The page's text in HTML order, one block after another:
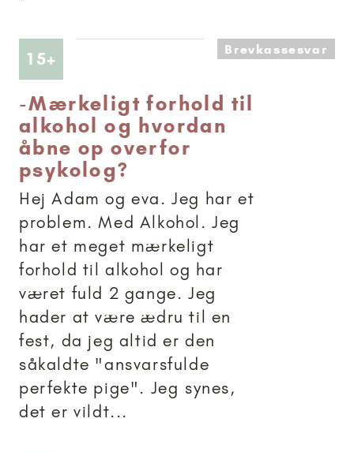
15+ Artikler anbefalet til 15+Brevkassesvar
-Mærkeligt forhold til
alkohol og hvordan
åbne op overfor
psykolog?
Hej Adam og eva. Jeg har et
problem. Med Alkohol. Jeg
har et meget mærkeligt
forhold til alkohol og har
været fuld 2 gange. Jeg
hader at være ædru til en
fest, da jeg altid er den
såkaldte "ansvarsfulde
perfekte pige". Jeg synes,
det er vildt...